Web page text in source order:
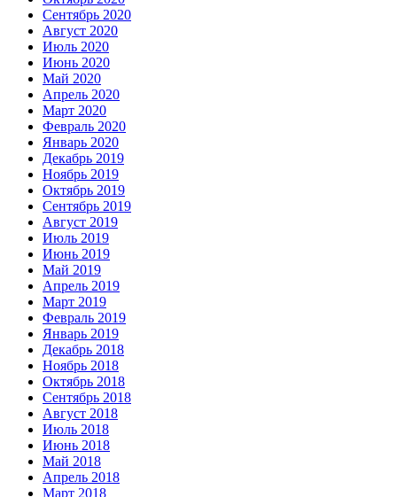
Сентябрь 2020
Август 2020
Июль 2020
Июнь 2020
Май 2020
Апрель 2020
Март 2020
Февраль 2020
Январь 2020
Декабрь 2019
Ноябрь 2019
Октябрь 2019
Сентябрь 2019
Август 2019
Июль 2019
Июнь 2019
Май 2019
Апрель 2019
Март 2019
Февраль 2019
Январь 2019
Декабрь 2018
Ноябрь 2018
Октябрь 2018
Сентябрь 2018
Август 2018
Июль 2018
Июнь 2018
Май 2018
Апрель 2018
Март 2018